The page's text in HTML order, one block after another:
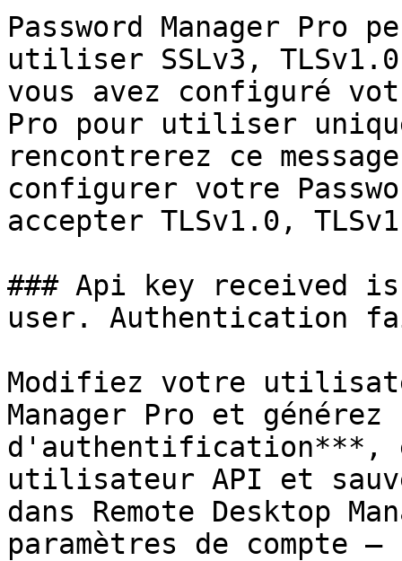
Password Manager Pro
utiliser SSLv3,
vous avez configuré
Pro pour utiliser
rencontrerez ce
configurer votre
accepter TLSv1.0,
### Api key received
user. Authentication
Modifiez votre
Manager Pro et
d'authentification***,
utilisateur API et
dans Remote Desktop
paramètres de compte –